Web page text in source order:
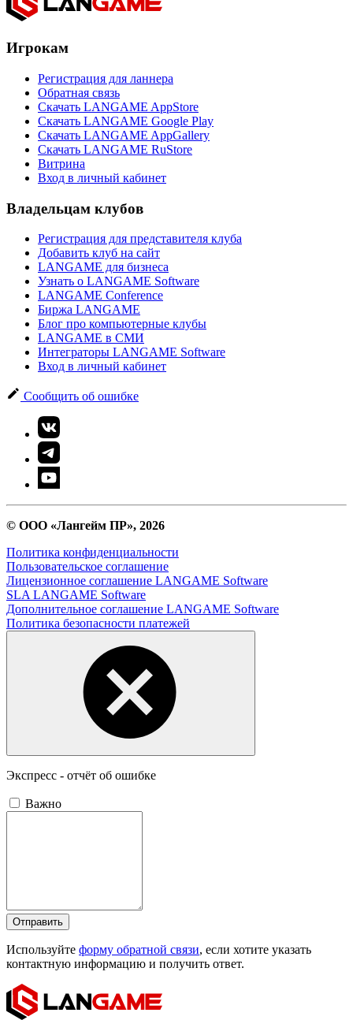
Игрокам
Регистрация для ланнера
Обратная связь
Скачать LANGAME AppStore
Скачать LANGAME Google Play
Скачать LANGAME AppGallery
Скачать LANGAME RuStore
Витрина
Вход в личный кабинет
Владельцам клубов
Регистрация для представителя клуба
Добавить клуб на сайт
LANGAME для бизнеса
Узнать о LANGAME Software
LANGAME Conference
Биржа LANGAME
Блог про компьютерные клубы
LANGAME в СМИ
Интеграторы LANGAME Software
Вход в личный кабинет
Сообщить об ошибке
© ООО «Лангейм ПР», 2026
Политика конфиденциальности
Пользовательское соглашение
Лицензионное соглашение LANGAME Software
SLA LANGAME Software
Дополнительное соглашение LANGAME Software
Политика безопасности платежей
Экспресс - отчёт об ошибке
Важно
Отправить
Используйте форму обратной связи, если хотите указать
контактную информацию и получить ответ.